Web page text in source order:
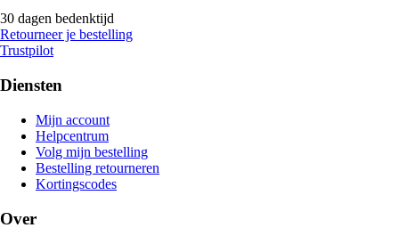
30 dagen bedenktijd
Retourneer je bestelling
Trustpilot
Diensten
Mijn account
Helpcentrum
Volg mijn bestelling
Bestelling retourneren
Kortingscodes
Over